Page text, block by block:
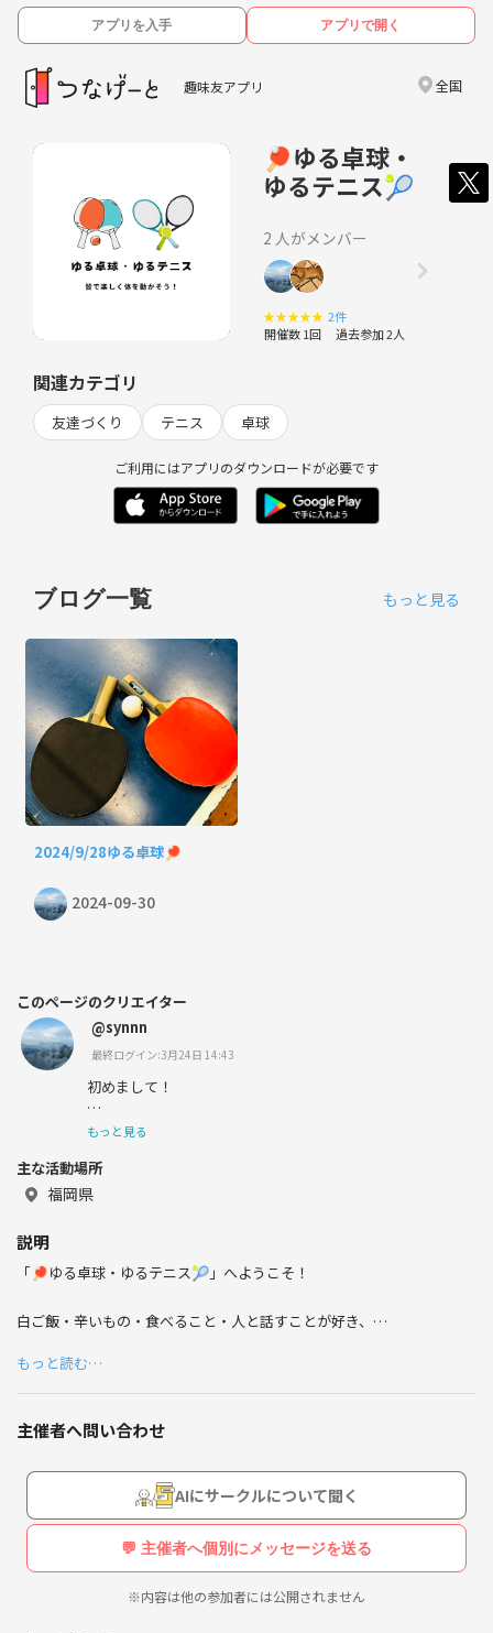
アプリを入手 アプリで開く
趣味友アプリ 全国
🏓ゆる卓球・
ゆるテニス🎾
2 人がメンバー
★★★★★ 2件
開催数 1回 過去参加 2人
関連カテゴリ
友達づくり テニス 卓球
ご利用にはアプリのダウンロードが必要です
ブログ一覧 もっと見る
2024/9/28ゆる卓球🏓
2024-09-30
このページのクリエイター
@synnn
最終ログイン:3月24日 14:43
初めまして！
佐賀出身の女性です🙋
新しいつながりが欲しいと思って始めました！
もっと見る
主な活動場所
福岡県
説明
「🏓ゆる卓球・ゆるテニス🎾」へようこそ！
白ご飯・辛いもの・食べること・人と話すことが好き、
卓球をしてしまう幹事🙋🏻‍♀️（女性）がやっています！
（元テニス部🎾です）
みんなでゆる～くテニスもしくは
卓球を楽しみたいと思い立ち上げました🏓✨
私自身、卓球初心者🔰ですが、
一緒に楽しんでくれる方、大募集中です🔥
他にもウォーキングなども開催していきたいと思います👟
もっと読む…
主催者へ問い合わせ
AIにサークルについて聞く
💬 主催者へ個別にメッセージを送る
※内容は他の参加者には公開されません